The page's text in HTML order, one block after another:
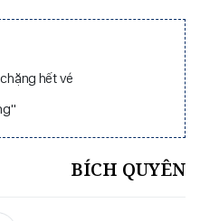
hết vé
BÍCH QUYÊN